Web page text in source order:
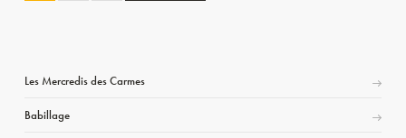
Les Mercredis des Carmes
Babillage